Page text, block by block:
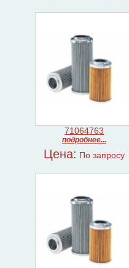
71064763
подробнее...
Цена: По запросу